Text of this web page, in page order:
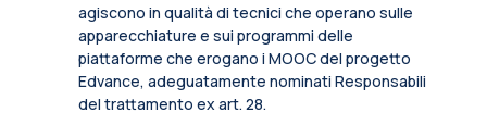
agiscono in qualità di tecnici che operano sulle
apparecchiature e sui programmi delle
piattaforme che erogano i MOOC del progetto
Edvance, adeguatamente nominati Responsabili
del trattamento ex art. 28.